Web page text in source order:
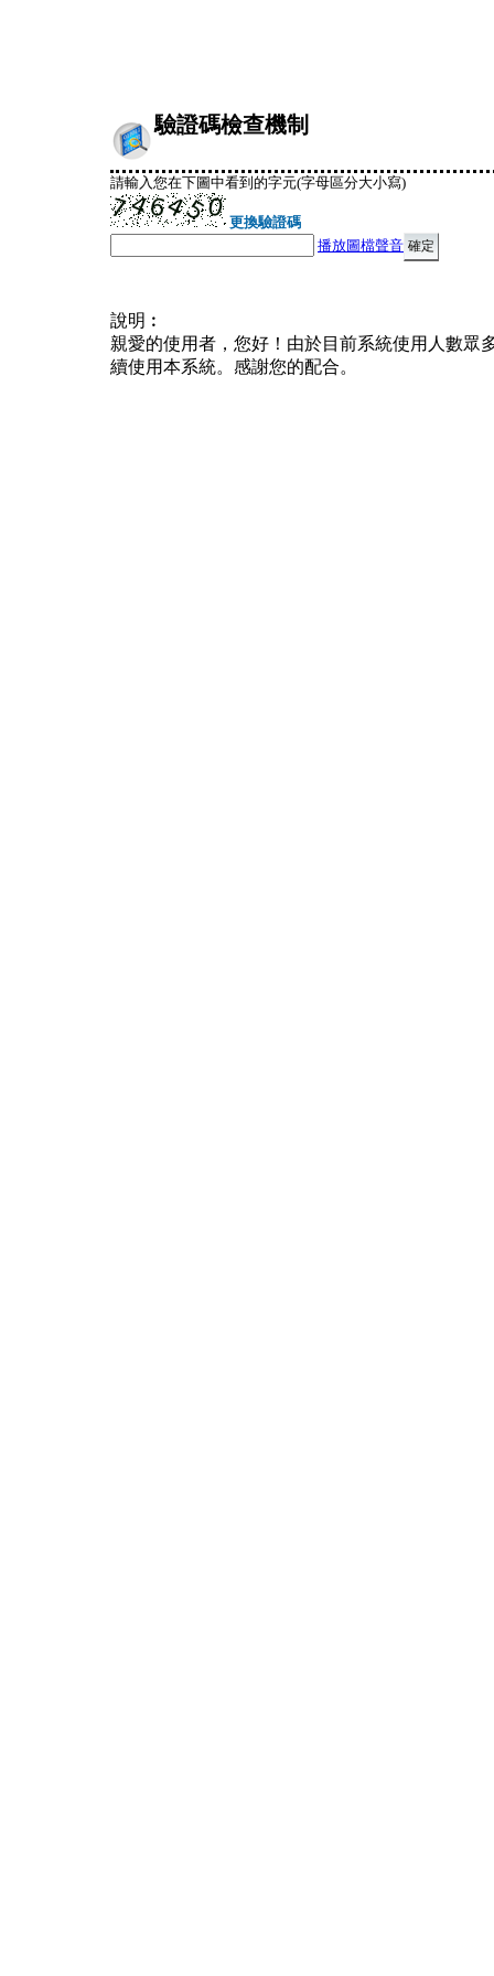
驗證碼檢查機制
請輸入您在下圖中看到的字元(字母區分大小寫)
更換驗證碼
播放圖檔聲音
說明︰
親愛的使用者，您好！由於目前系統使用人數眾
續使用本系統。感謝您的配合。